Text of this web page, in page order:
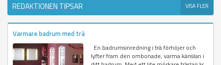
REDAKTIONEN TIPSAR VISA FLER
Varmare badrum med trä
En badrumsinredning i trä förhöjer och
lyfter fram den ombonade, varma känslan i